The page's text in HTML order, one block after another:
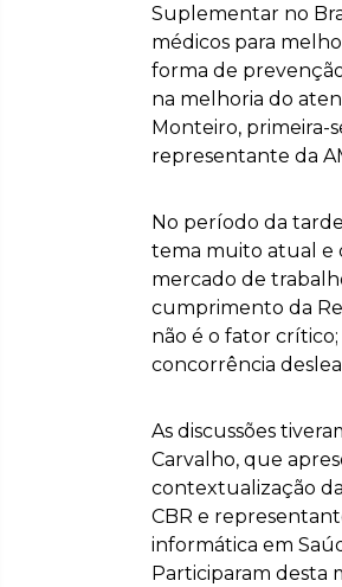
Suplementar no
médicos para
forma de
na melhoria do
Monteiro, primeira-
representante da
No período da
tema muito atual e
mercado de
cumprimento da
não é o fator
concorrência
As discussões
Carvalho, que
contextualização
CBR e
informática em
Participaram desta